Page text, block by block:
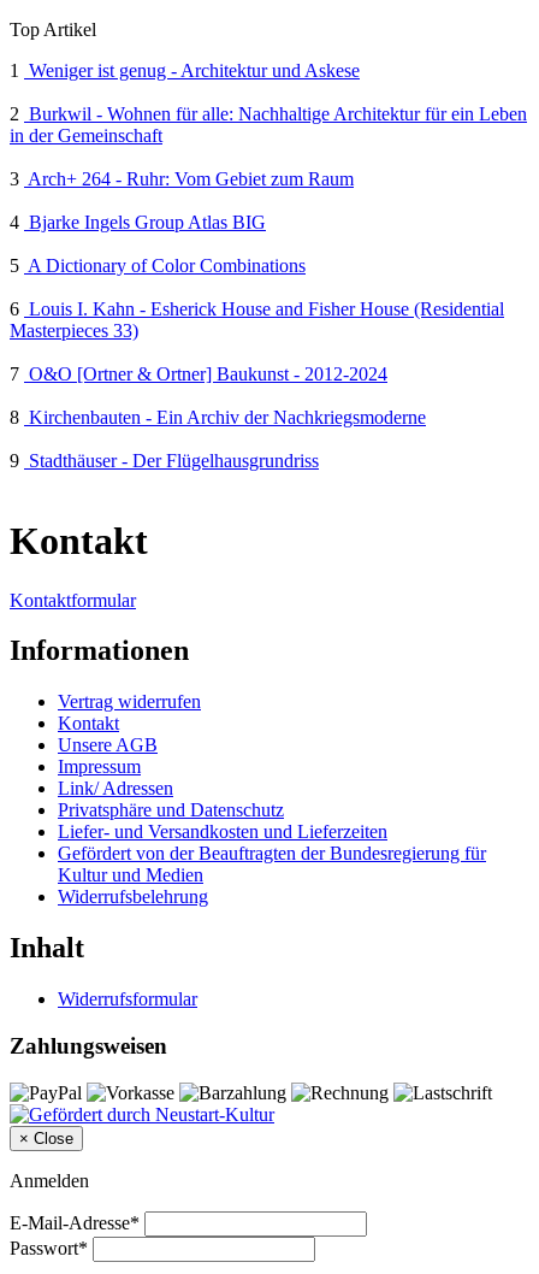
Top Artikel
1
Weniger ist genug - Architektur und Askese
2 Burkwil - Wohnen für alle: Nachhaltige Architektur für ein Leben
in der Gemeinschaft
3 Arch+ 264 - Ruhr: Vom Gebiet zum Raum
4 Bjarke Ingels Group Atlas BIG
5 A Dictionary of Color Combinations
6 Louis I. Kahn - Esherick House and Fisher House (Residential
Masterpieces 33)
7 O&O [Ortner & Ortner] Baukunst - 2012-2024
8 Kirchenbauten - Ein Archiv der Nachkriegsmoderne
9 Stadthäuser - Der Flügelhausgrundriss
Kontakt
Kontaktformular
Informationen
Vertrag widerrufen
Kontakt
Unsere AGB
Impressum
Link/ Adressen
Privatsphäre und Datenschutz
Liefer- und Versandkosten und Lieferzeiten
Gefördert von der Beauftragten der Bundesregierung für
Kultur und Medien
Widerrufsbelehrung
Inhalt
Widerrufsformular
Zahlungsweisen
× Close
Anmelden
E-Mail-Adresse*
Passwort*